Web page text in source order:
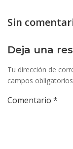
de
Sin
Deja una
Tu dirección de
campos
Comentario *